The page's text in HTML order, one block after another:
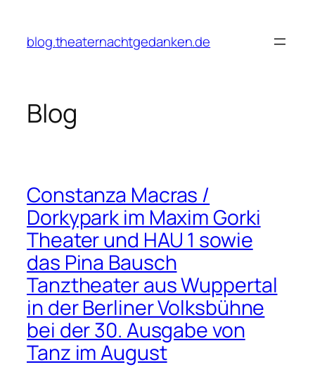
springen
blog.theaternachtgedanken.de
Blog
Constanza Macras /
Dorkypark im Maxim Gorki
Theater und HAU 1 sowie
das Pina Bausch
Tanztheater aus Wuppertal
in der Berliner Volksbühne
bei der 30. Ausgabe von
Tanz im August